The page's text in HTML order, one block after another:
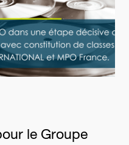
le Groupe